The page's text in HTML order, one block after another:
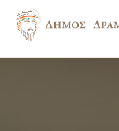
Πίνακας